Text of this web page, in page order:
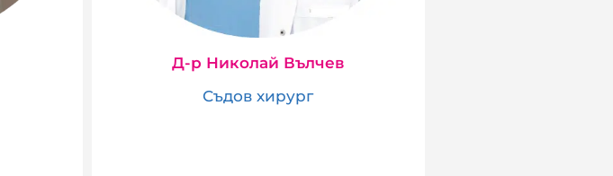
Д-р Николай Вълчев
Съдов хирург